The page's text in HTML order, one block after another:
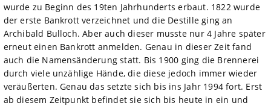
wurde zu Beginn des 19ten Jahrhunderts erbaut. 1822 wurde
der erste Bankrott verzeichnet und die Destille ging an
Archibald Bulloch. Aber auch dieser musste nur 4 Jahre später
erneut einen Bankrott anmelden. Genau in dieser Zeit fand
auch die Namensänderung statt. Bis 1900 ging die Brennerei
durch viele unzählige Hände, die diese jedoch immer wieder
veräußerten. Genau das setzte sich bis ins Jahr 1994 fort. Erst
ab diesem Zeitpunkt befindet sie sich bis heute in ein und